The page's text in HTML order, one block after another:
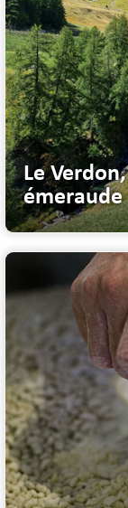
Le
émeraude
Au milieu coule le